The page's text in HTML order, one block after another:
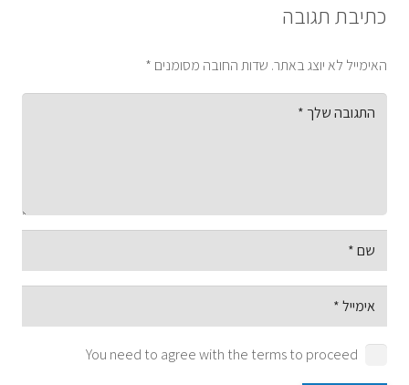
כתיבת תגובה
האימייל לא יוצג באתר. שדות החובה מסומנים *
You need to agree with the terms to proceed